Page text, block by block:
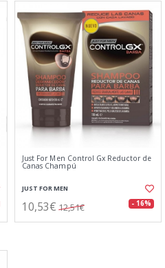
Just For Men Control Gx Reductor de
Canas Champú
JUST FOR MEN
10,53€ 12,51€ - 16%